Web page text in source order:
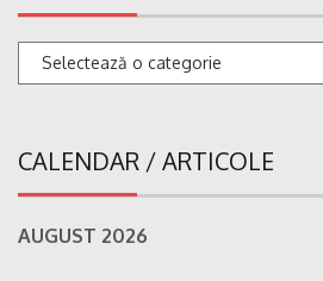
Categorii
CALENDAR / ARTICOLE
AUGUST 2026